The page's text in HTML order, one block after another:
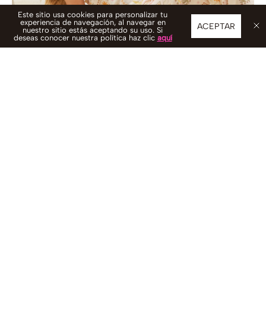
ACEPTAR
Este sitio usa cookies para personalizar tu
experiencia de navegación, al navegar en
nuestro sitio estás aceptando su uso. Si
deseas conocer nuestra política haz clic aquí